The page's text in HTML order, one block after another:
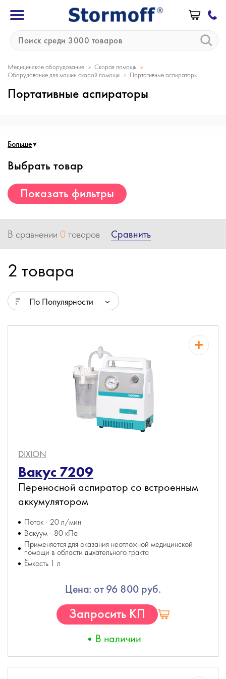
Медицинское оборудование » Скорая помощь »
Оборудование для машин скорой помощи » Портативные аспираторы
Портативные аспираторы
Больше
Выбрать товар
Показать фильтры
В сравнении 0товаров Сравнить
2 товара
По Популярности
DIXION
Вакус 7209
Переносной аспиратор со встроенным
аккумулятором
Поток - 20 л/мин
Вакуум - 80 кПа
Применяется для оказания неотложной медицинской
помощи в области дыхательного тракта
Ёмкость 1 л
Цена: от 96 800 руб.
Запросить КП
В наличии